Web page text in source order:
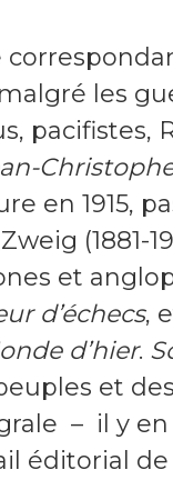
les
pacifistes,
en 1915,
(1881-
et
d’échecs,
d’hier.
et
– il y
éditorial